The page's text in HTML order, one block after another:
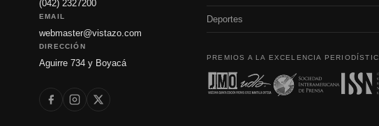
(042) 2327200
EMAIL
webmaster@vistazo.com
DIRECCIÓN
Aguirre 734 y Boyacá
Deportes
PREMIOS A LA EXCELENCIA